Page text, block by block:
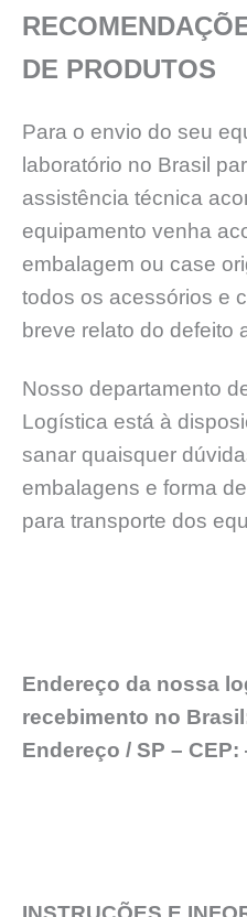
DE PRODUTOS
Para o envio do seu
laboratório no Brasil
assistência técnica
equipamento venha
embalagem ou case
todos os acessórios e
breve relato do defeito
Nosso departamento
Logística está à
sanar quaisquer
embalagens e forma
para transporte dos
Endereço da nossa
recebimento no
Endereço / SP –